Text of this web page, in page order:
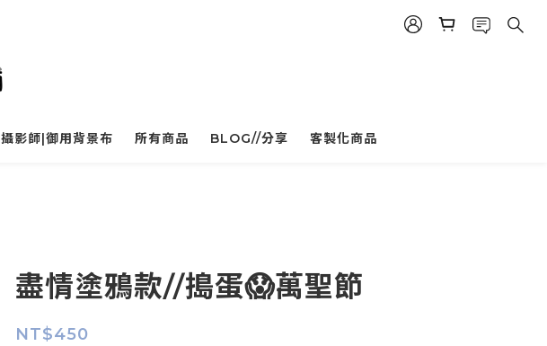
攝影師|御用背景布 所有商品 BLOG//分享 客製化商品
盡情塗鴉款//搗蛋😱萬聖節
NT$450